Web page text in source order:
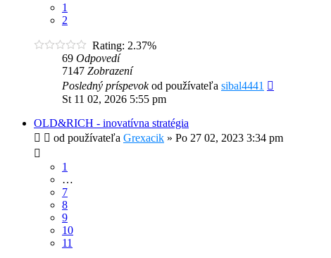
1
2
Rating: 2.37%
69 Odpovedí
7147 Zobrazení
Posledný príspevokod používateľa sibal4441
St 11 02, 2026 5:55 pm
OLD&RICH - inovatívna stratégia
od používateľa Grexacik » Po 27 02, 2023 3:34 pm
1
…
7
8
9
10
11